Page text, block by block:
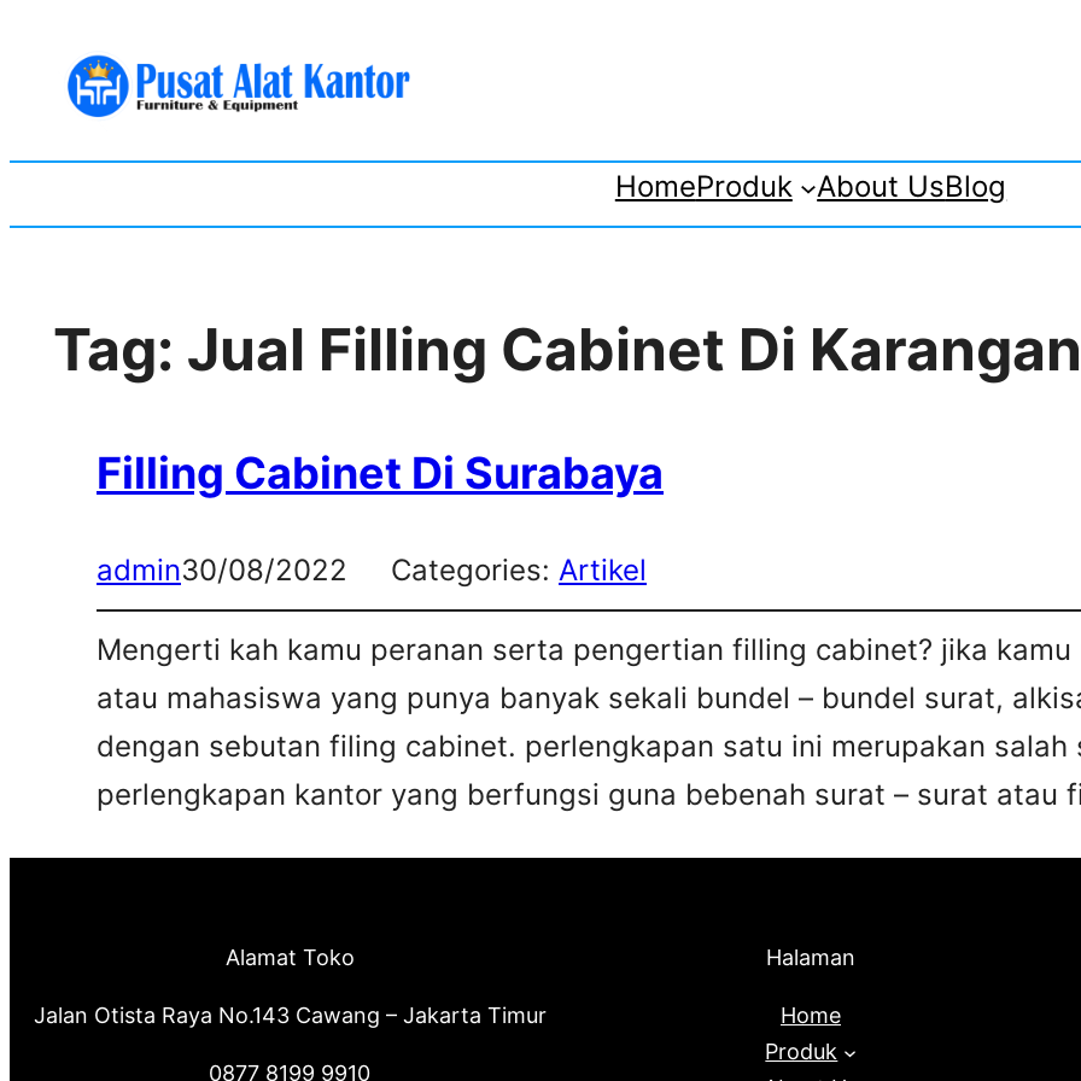
content
HomeProduk About UsBlog
Tag: Jual Filling Cabinet Di
Filling Cabinet Di Surabaya
admin30/08/2022 Categories: Artikel
Mengerti kah kamu peranan serta pengertian filling cabinet? jika
atau mahasiswa yang punya banyak sekali bundel – bundel surat,
dengan sebutan filing cabinet. perlengkapan satu ini merupakan salah
perlengkapan kantor yang berfungsi guna bebenah surat – surat atau
Alamat Toko
Jalan Otista Raya No.143 Cawang – Jakarta Timur
0877 8199 9910
Halaman
Home
Produk